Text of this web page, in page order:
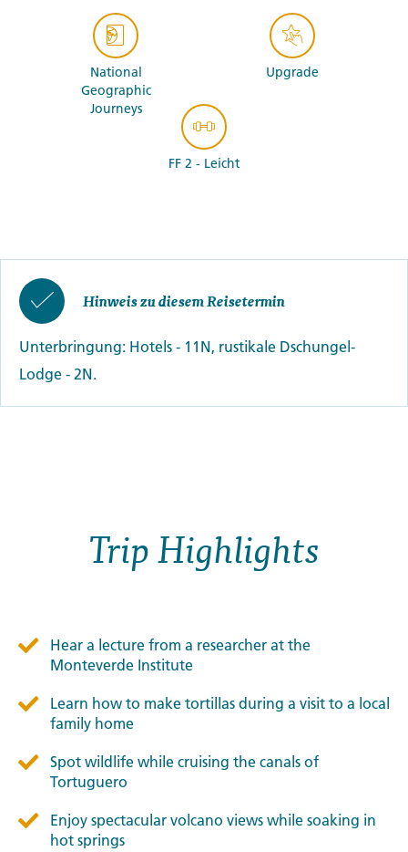
National
Geographic
Journeys
Upgrade
FF 2 - Leicht
Hinweis zu diesem Reisetermin
Unterbringung: Hotels - 11N, rustikale Dschungel-
Lodge - 2N.
Trip Highlights
Hear a lecture from a researcher at the
Monteverde Institute
Learn how to make tortillas during a visit to a local
family home
Spot wildlife while cruising the canals of
Tortuguero
Enjoy spectacular volcano views while soaking in
hot springs